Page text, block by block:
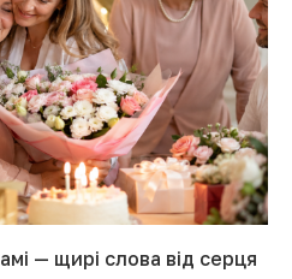
— щирі слова від серця